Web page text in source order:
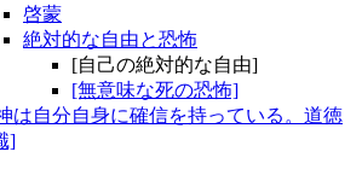
啓蒙
絶対的な自由と恐怖
[自己の絶対的な自由]
[無意味な死の恐怖]
は自分自身に確信を持っている。道徳
]